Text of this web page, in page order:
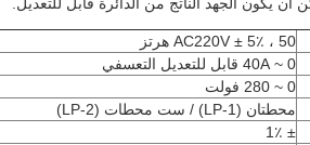
AC220V ± 5٪ ، 50 هرتز
0 ~ 40A قابل للتعديل التعسفي
0 ~ 280 فولت
محطتان (LP-1) / ست محطات (LP-2)
± 1٪